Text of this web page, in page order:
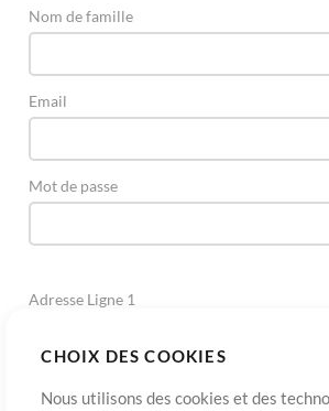
CHOIX DES COOKIES
Nous utilisons des cookies et des
Nom de famille
Email
Mot de passe
Adresse Ligne 1